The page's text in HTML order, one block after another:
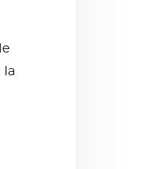
la